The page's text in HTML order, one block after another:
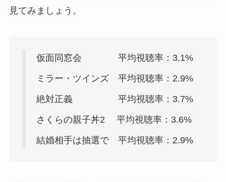
見てみましょう。
仮面同窓会 平均視聴率：3.1%
ミラー・ツインズ 平均視聴率：2.9%
絶対正義 平均視聴率：3.7%
さくらの親子丼2 平均視聴率：3.6%
結婚相手は抽選で 平均視聴率：2.9%